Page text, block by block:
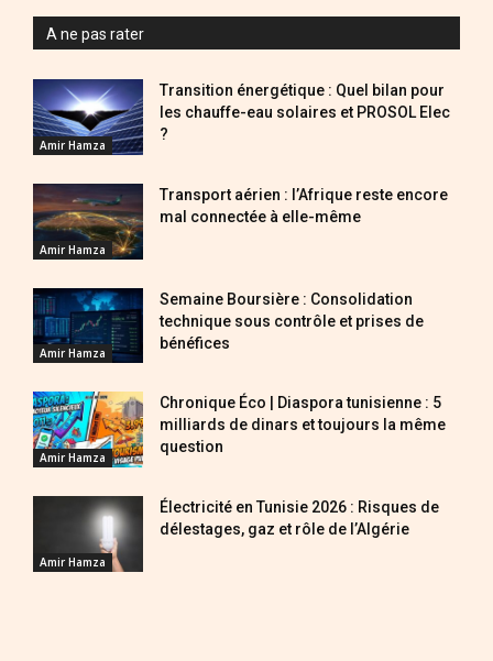
A ne pas rater
Amir Hamza
Transition énergétique : Quel bilan pour
les chauffe-eau solaires et PROSOL Elec
?
Amir Hamza
Transport aérien : l’Afrique reste encore
mal connectée à elle-même
Amir Hamza
Semaine Boursière : Consolidation
technique sous contrôle et prises de
bénéfices
Amir Hamza
Chronique Éco | Diaspora tunisienne : 5
milliards de dinars et toujours la même
question
Amir Hamza
Électricité en Tunisie 2026 : Risques de
délestages, gaz et rôle de l’Algérie